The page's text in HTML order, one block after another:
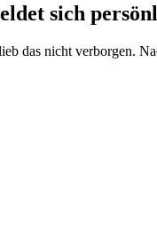
sich
das nicht verborgen.